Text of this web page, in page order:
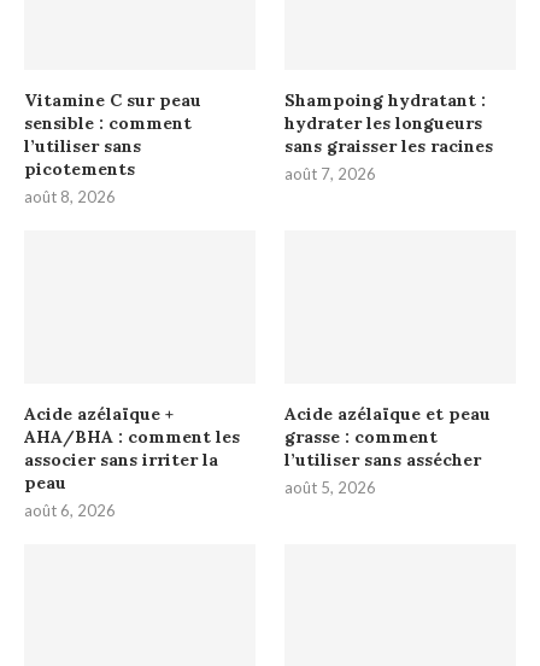
Vitamine C sur peau
sensible : comment
l’utiliser sans
picotements
août 8, 2026
Shampoing hydratant :
hydrater les longueurs
sans graisser les racines
août 7, 2026
Acide azélaïque +
AHA/BHA : comment les
associer sans irriter la
peau
août 6, 2026
Acide azélaïque et peau
grasse : comment
l’utiliser sans assécher
août 5, 2026